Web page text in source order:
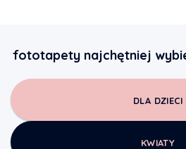
fototapety najchętniej
DLA DZIECI
KWIATY